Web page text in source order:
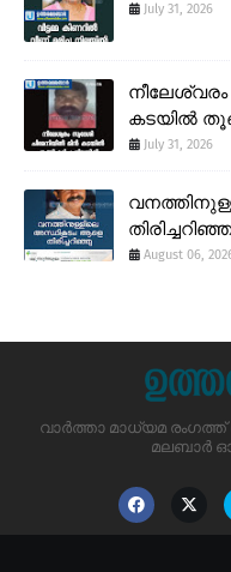
July 31, 2026
നീലേശ്വരം
കടയിൽ
July 31, 2026
August 06,
വാർത്താ മാധ്യമ
മലബാർ